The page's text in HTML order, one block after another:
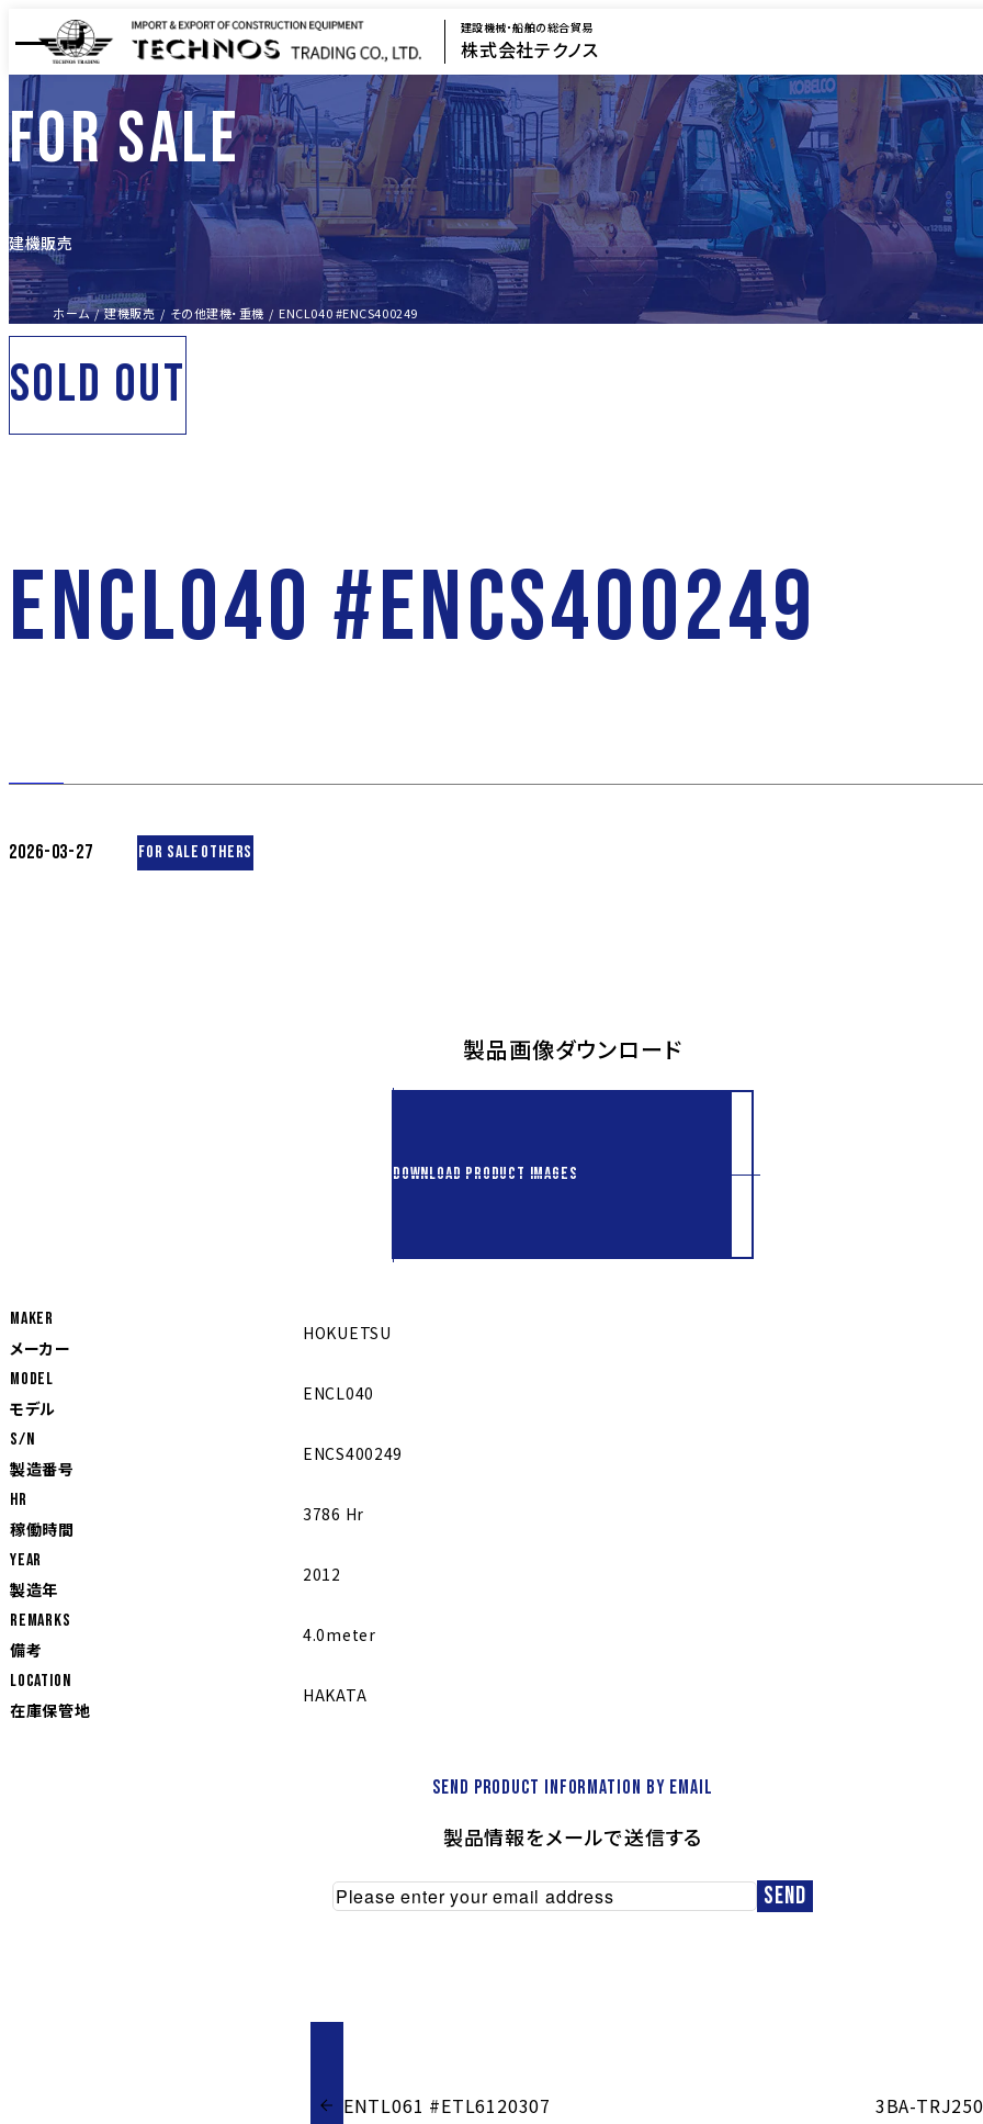
建設機械・船舶の総合貿易
株式会社テクノス
FOR SALE
建機販売
ホーム 建機販売 その他建機・重機 ENCL040 #ENCS400249
SOLD OUT
ENCL040 #ENCS400249
2026-03-27 FOR SALE OTHERS
製品画像ダウンロード
DOWNLOAD PRODUCT IMAGES
MAKER
メーカー
HOKUETSU
MODEL
モデル
ENCL040
S/N
製造番号
ENCS400249
Hr
稼働時間
3786 Hr
YEAR
製造年
2012
REMARKS
備考
4.0meter
LOCATION
在庫保管地
HAKATA
Send product information by email
製品情報をメールで送信する
ENTL061 #ETL6120307 3BA-